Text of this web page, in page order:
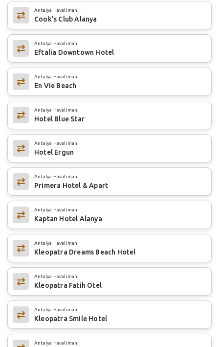
Antalya Havalimanı
Cook's Club Alanya
Antalya Havalimanı
Eftalia Downtown Hotel
Antalya Havalimanı
En Vie Beach
Antalya Havalimanı
Hotel Blue Star
Antalya Havalimanı
Hotel Ergun
Antalya Havalimanı
Primera Hotel & Apart
Antalya Havalimanı
Kaptan Hotel Alanya
Antalya Havalimanı
Kleopatra Dreams Beach Hotel
Antalya Havalimanı
Kleopatra Fatih Otel
Antalya Havalimanı
Kleopatra Smile Hotel
Antalya Havalimanı